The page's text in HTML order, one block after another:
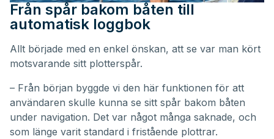
Från spår bakom båten till
automatisk loggbok
Allt började med en enkel önskan, att se var man kört
motsvarande sitt plotterspår.
– Från början byggde vi den här funktionen för att
användaren skulle kunna se sitt spår bakom båten
under navigation. Det var något många saknade, och
som länge varit standard i fristående plottrar.